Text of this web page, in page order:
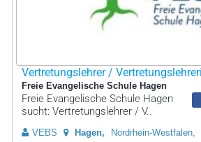
Vertretungslehrer /
Freie Evangelische Schule Hagen
Freie Evangelische Schule Hagen
sucht: Vertretungslehrer / V..
VEBS Hagen
Nordrhein-Westfalen,